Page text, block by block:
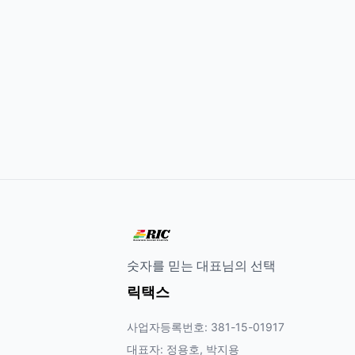
숫자를 믿는 대표님의 선택
릭택스
사업자등록번호: 381-15-01917
대표자: 정용호, 박지용